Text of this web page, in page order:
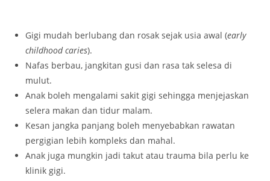
Gigi mudah berlubang dan rosak sejak usia awal (early
childhood caries).
Nafas berbau, jangkitan gusi dan rasa tak selesa di
mulut.
Anak boleh mengalami sakit gigi sehingga menjejaskan
selera makan dan tidur malam.
Kesan jangka panjang boleh menyebabkan rawatan
pergigian lebih kompleks dan mahal.
Anak juga mungkin jadi takut atau trauma bila perlu ke
klinik gigi.